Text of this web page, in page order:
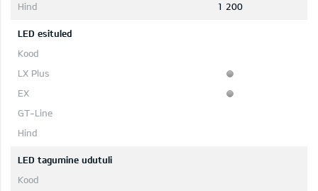
1 200
LED esituled
LED tagumine udutuli